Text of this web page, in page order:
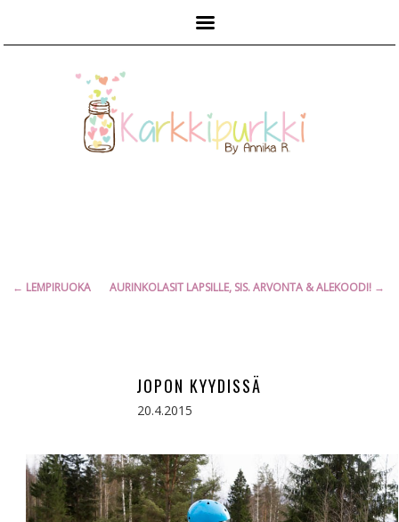
Artikkelien
← LEMPIRUOKA AURINKOLASIT LAPSILLE, SIS. ARVONTA & ALEKOODI! →
JOPON KYYDISSÄ
20.4.2015